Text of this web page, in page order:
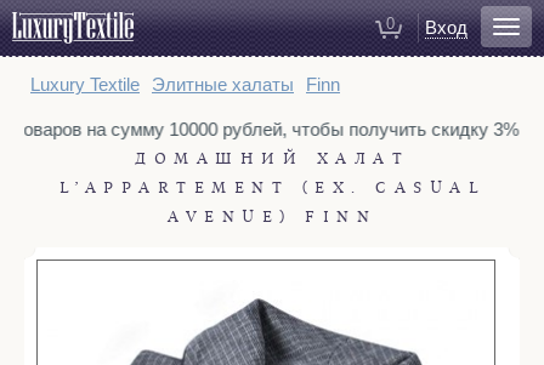
0 Вход
Для ванной
Полотенца
Коврики для ванной
Тапочки
Для спальни
Luxury Textile Элитные халаты Finn
товаров на сумму 10000 рублей, чтобы получить скидку 3%.
ДОМАШНИЙ ХАЛАТ
L’APPARTEMENT (EX. CASUAL
AVENUE) FINN